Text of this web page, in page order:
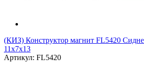
(КИЗ) Конструктор магнит FL5420
11x7x13
Артикул: FL5420